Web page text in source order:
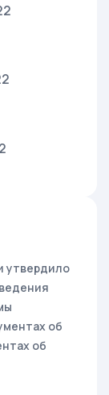
утвердило
об
об